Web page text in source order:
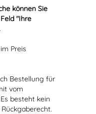
können Sie
"Ihre
Preis
Bestellung für
vom
besteht kein